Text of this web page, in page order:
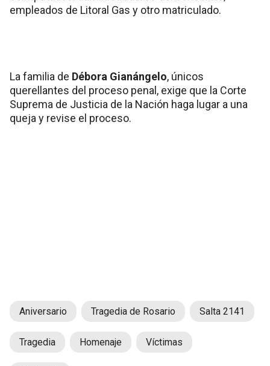
empleados de Litoral Gas y otro matriculado.
La familia de Débora Gianángelo, únicos
querellantes del proceso penal, exige que la Corte
Suprema de Justicia de la Nación haga lugar a una
queja y revise el proceso.
Aniversario Tragedia de Rosario Salta 2141
Tragedia Homenaje Víctimas